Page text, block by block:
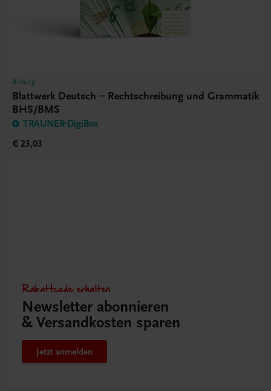
Bildung
Blattwerk Deutsch – Rechtschreibung und Grammatik
BHS/BMS
TRAUNER-DigiBox
€ 23,03
Rabattcode erhalten
Newsletter abonnieren
& Versandkosten sparen
Jetzt anmelden